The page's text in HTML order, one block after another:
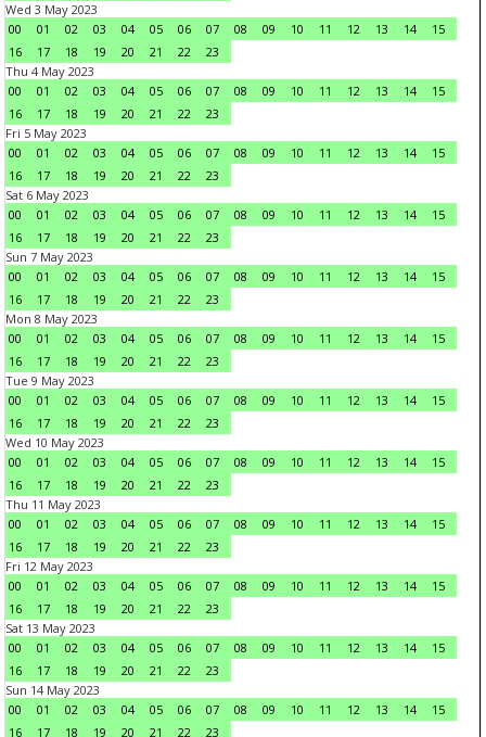
Wed 3 May 2023
00
01 02 03 04 05 06 07 08 09 10 11 12 13 14
15
16
17 18 19 20 21 22
23
Thu 4 May 2023
00
01 02 03 04 05 06 07 08 09 10 11 12 13 14
15
16
17 18 19 20 21 22
23
Fri 5 May 2023
00
01 02 03 04 05 06 07 08 09 10 11 12 13 14
15
16
17 18 19 20 21 22
23
Sat 6 May 2023
00
01 02 03 04 05 06 07 08 09 10 11 12 13 14
15
16
17 18 19 20 21 22
23
Sun 7 May 2023
00
01 02 03 04 05 06 07 08 09 10 11 12 13 14
15
16
17 18 19 20 21 22
23
Mon 8 May 2023
00
01 02 03 04 05 06 07 08 09 10 11 12 13 14
15
16
17 18 19 20 21 22
23
Tue 9 May 2023
00
01 02 03 04 05 06 07 08 09 10 11 12 13 14
15
16
17 18 19 20 21 22
23
Wed 10 May 2023
00
01 02 03 04 05 06 07 08 09 10 11 12 13 14
15
16
17 18 19 20 21 22
23
Thu 11 May 2023
00
01 02 03 04 05 06 07 08 09 10 11 12 13 14
15
16
17 18 19 20 21 22
23
Fri 12 May 2023
00
01 02 03 04 05 06 07 08 09 10 11 12 13 14
15
16
17 18 19 20 21 22
23
Sat 13 May 2023
00
01 02 03 04 05 06 07 08 09 10 11 12 13 14
15
16
17 18 19 20 21 22
23
Sun 14 May 2023
00
01 02 03 04 05 06 07 08 09 10 11 12 13 14
15
16
17 18 19 20 21 22 23